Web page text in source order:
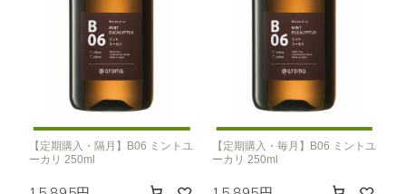
【定期購入・隔月】B06 ミントユ
ーカリ 250ml
【定期購入・毎月】B06 ミントユ
ーカリ 250ml